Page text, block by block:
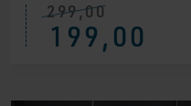
299,00
Ursprünglicher
Preis
war:199,00
Aktueller
Preis
ist: